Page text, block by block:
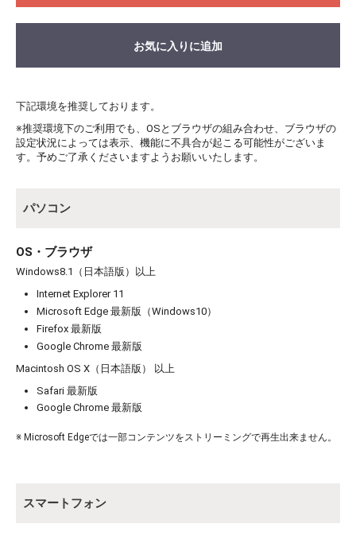
お買い物を続ける カートへ進む
お気に入りに追加
下記環境を推奨しております。
※推奨環境下のご利用でも、OSとブラウザの組み合わせ、ブラウザの
設定状況によっては表示、機能に不具合が起こる可能性がございま
す。予めご了承くださいますようお願いいたします。
パソコン
OS・ブラウザ
Windows8.1（日本語版）以上
Internet Explorer 11
Microsoft Edge 最新版（Windows10）
Firefox 最新版
Google Chrome 最新版
Macintosh OS X（日本語版） 以上
Safari 最新版
Google Chrome 最新版
※ Microsoft Edgeでは一部コンテンツをストリーミングで再生出来ません。
スマートフォン